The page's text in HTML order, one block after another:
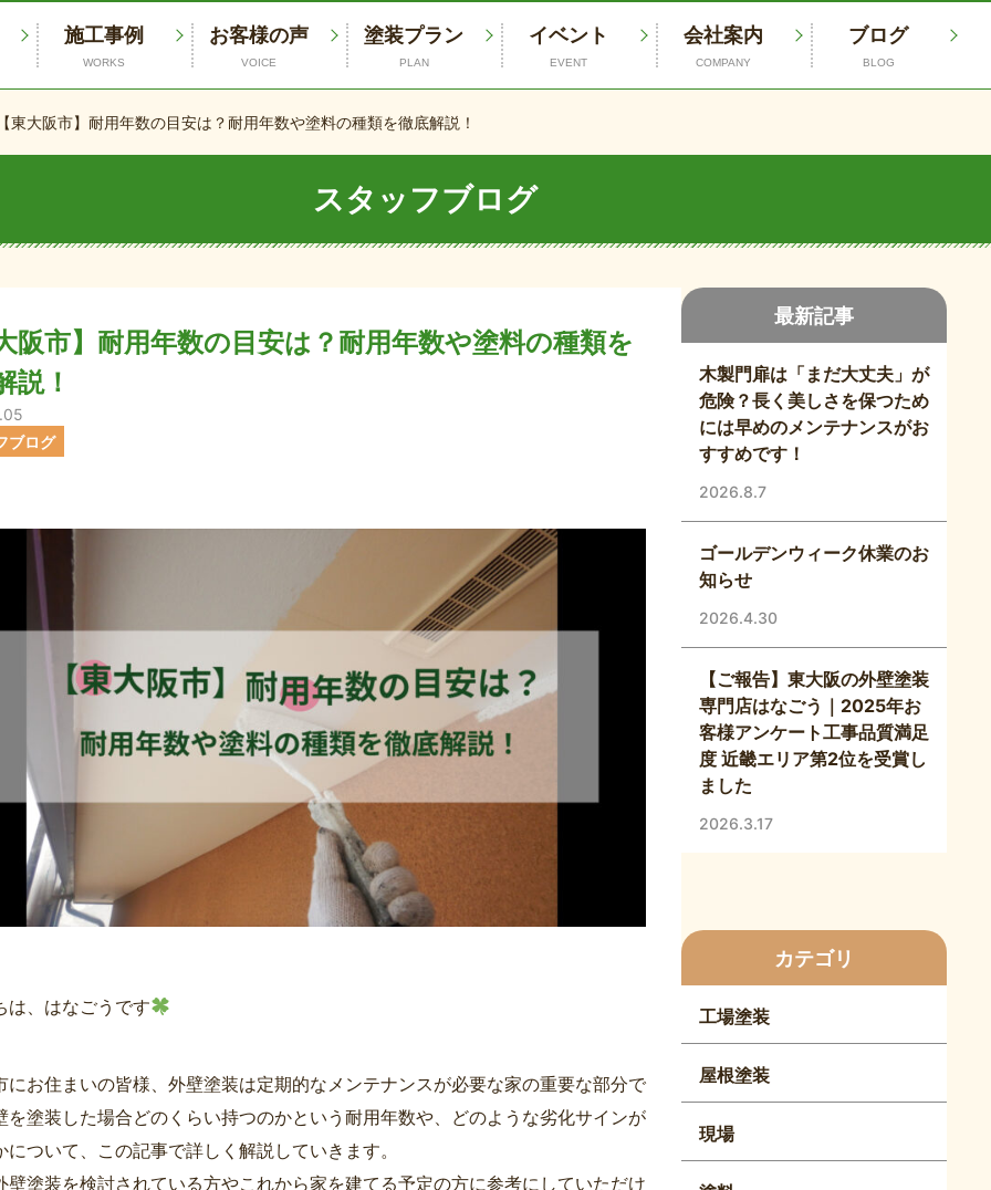
施工事例
WORKS
お客様の声
VOICE
塗装プラン
PLAN
イベント
EVENT
会社案内
COMPANY
ブログ
BLOG
東大阪市】耐用年数の目安は？耐用年数や塗料の種類を徹底解説！
スタッフブログ
阪市】耐用年数の目安は？耐用年数や塗料の種類を
説！
ブログ
は、はなごうです
にお住まいの皆様、外壁塗装は定期的なメンテナンスが必要な家の重要な部分で
を塗装した場合どのくらい持つのかという耐用年数や、どのような劣化サインが
について、この記事で詳しく解説していきます。
壁塗装を検討されている方やこれから家を建てる予定の方に参考にしていただけ
最新記事
木製門扉は「まだ大丈夫」が
危険？長く美しさを保つため
には早めのメンテナンスがお
すすめです！
2026.8.7
ゴールデンウィーク休業のお
知らせ
2026.4.30
【ご報告】東大阪の外壁塗装
専門店はなごう｜2025年お
客様アンケート工事品質満足
度 近畿エリア第2位を受賞し
ました
2026.3.17
カテゴリ
工場塗装
屋根塗装
現場